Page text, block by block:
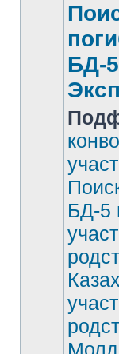
Нет
непрочитанных
сообщений
БД-
БД-5